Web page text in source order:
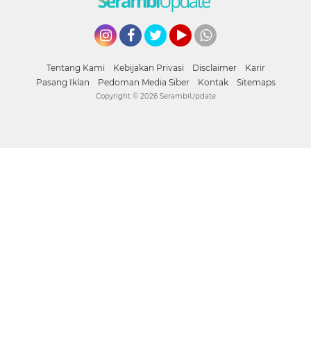
Tentang Kami Kebijakan Privasi Disclaimer
Karir
Pasang Iklan
Pedoman Media Siber Kontak Sitemaps
Copyright © 2026 SerambiUpdate